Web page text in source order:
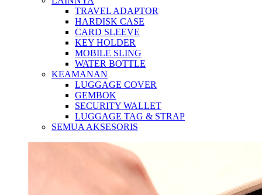
TRAVEL ADAPTOR
HARDISK CASE
CARD SLEEVE
KEY HOLDER
MOBILE SLING
WATER BOTTLE
KEAMANAN
LUGGAGE COVER
GEMBOK
SECURITY WALLET
LUGGAGE TAG & STRAP
SEMUA AKSESORIS